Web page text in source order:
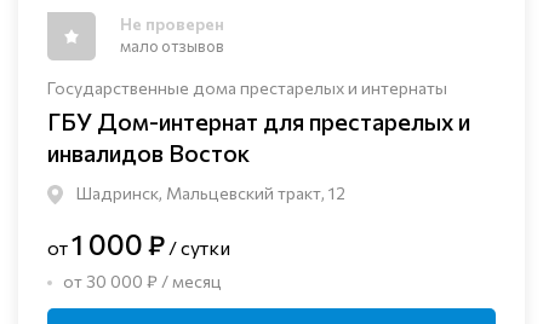
Государственные дома престарелых и интернаты
ГБУ Дом-интернат для престарелых и
инвалидов Восток
Шадринск, Мальцевский тракт, 12
Не проверен
мало отзывов
от1 000 ₽ / сутки
от 30 000 ₽ / месяц